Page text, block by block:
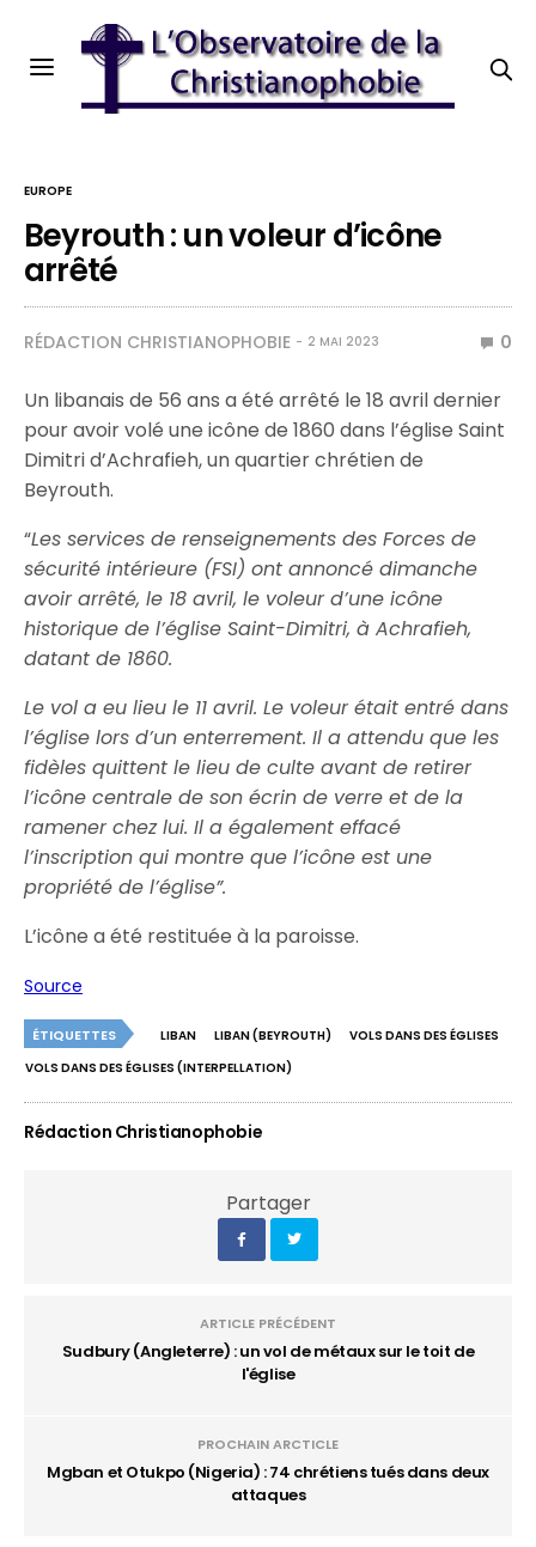
EUROPE
Beyrouth : un voleur d’icône
arrêté
RÉDACTION CHRISTIANOPHOBIE 2 MAI 2023 0
Un libanais de 56 ans a été arrêté le 18 avril dernier
pour avoir volé une icône de 1860 dans l’église Saint
Dimitri d’Achrafieh, un quartier chrétien de
Beyrouth.
“Les services de renseignements des Forces de
sécurité intérieure (FSI) ont annoncé dimanche
avoir arrêté, le 18 avril, le voleur d’une icône
historique de l’église Saint-Dimitri, à Achrafieh,
datant de 1860.
Le vol a eu lieu le 11 avril. Le voleur était entré dans
l’église lors d’un enterrement. Il a attendu que les
fidèles quittent le lieu de culte avant de retirer
l’icône centrale de son écrin de verre et de la
ramener chez lui. Il a également effacé
l’inscription qui montre que l’icône est une
propriété de l’église”.
L’icône a été restituée à la paroisse.
Source
ÉTIQUETTES LIBAN LIBAN (BEYROUTH)
VOLS DANS DES ÉGLISES
VOLS DANS DES ÉGLISES (INTERPELLATION)
Rédaction Christianophobie
Partager
ARTICLE PRÉCÉDENT
Sudbury (Angleterre) : un vol de métaux sur le toit de
l'église
PROCHAIN ARCTICLE
Mgban et Otukpo (Nigeria) : 74 chrétiens tués dans deux
attaques